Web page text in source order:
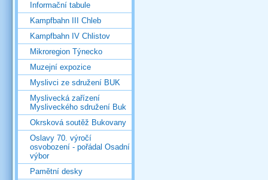
Informační tabule
Kampfbahn III Chleb
Kampfbahn IV Chlistov
Mikroregion Týnecko
Muzejní expozice
Myslivci ze sdružení BUK
Myslivecká zařízení
Mysliveckého sdružení Buk
Okrsková soutěž Bukovany
Oslavy 70. výročí
osvobození - pořádal Osadní
výbor
Pamětní desky